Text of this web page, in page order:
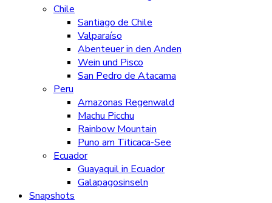
Chile
Santiago de Chile
Valparaíso
Abenteuer in den Anden
Wein und Pisco
San Pedro de Atacama
Peru
Amazonas Regenwald
Machu Picchu
Rainbow Mountain
Puno am Titicaca-See
Ecuador
Guayaquil in Ecuador
Galapagosinseln
Snapshots